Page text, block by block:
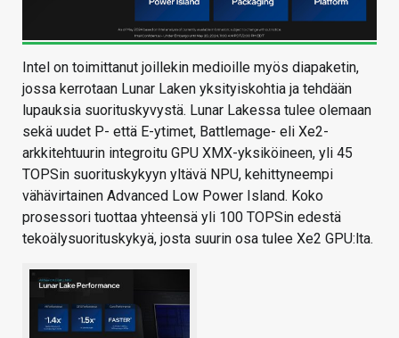
Intel on toimittanut joillekin medioille myös diapaketin,
jossa kerrotaan Lunar Laken yksityiskohtia ja tehdään
lupauksia suorituskyvystä. Lunar Lakessa tulee olemaan
sekä uudet P- että E-ytimet, Battlemage- eli Xe2-
arkkitehtuurin integroitu GPU XMX-yksiköineen, yli 45
TOPSin suorituskykyyn yltävä NPU, kehittyneempi
vähävirtainen Advanced Low Power Island. Koko
prosessori tuottaa yhteensä yli 100 TOPSin edestä
tekoälysuorituskykyä, josta suurin osa tulee Xe2 GPU:lta.